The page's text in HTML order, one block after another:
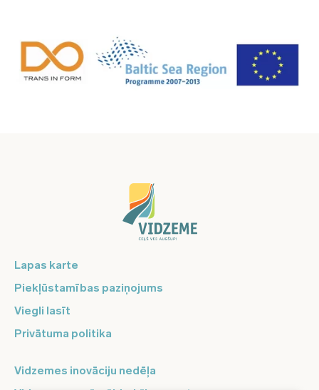
Lapas karte
Piekļūstamības paziņojums
Viegli lasīt
Privātuma politika
Vidzemes inovāciju nedēļa